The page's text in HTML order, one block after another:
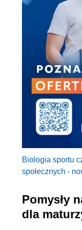
Biologia sportu
społecznych -
Pomysły
dla